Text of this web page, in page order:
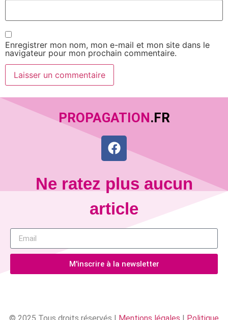
Enregistrer mon nom, mon e-mail et mon site dans le
navigateur pour mon prochain commentaire.
PROPAGATION.FR
Ne ratez plus aucun
article
M'inscrire à la newsletter